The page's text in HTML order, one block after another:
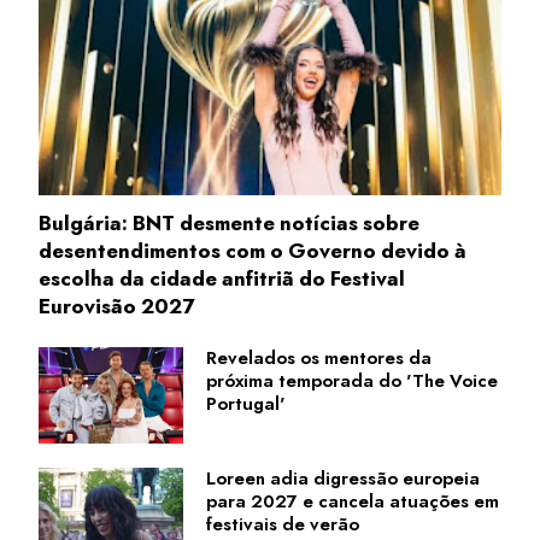
Bulgária: BNT desmente notícias sobre
desentendimentos com o Governo devido à
escolha da cidade anfitriã do Festival
Eurovisão 2027
Revelados os mentores da
próxima temporada do 'The Voice
Portugal'
Loreen adia digressão europeia
para 2027 e cancela atuações em
festivais de verão